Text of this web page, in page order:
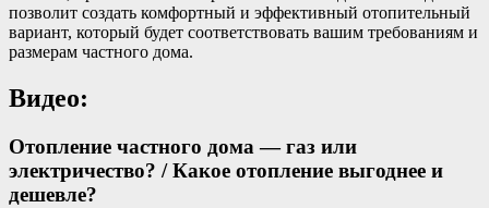
позволит создать комфортный и эффективный отопительный
вариант, который будет соответствовать вашим требованиям и
размерам частного дома.
Видео:
Отопление частного дома — газ или
электричество? / Какое отопление выгоднее и
дешевле?